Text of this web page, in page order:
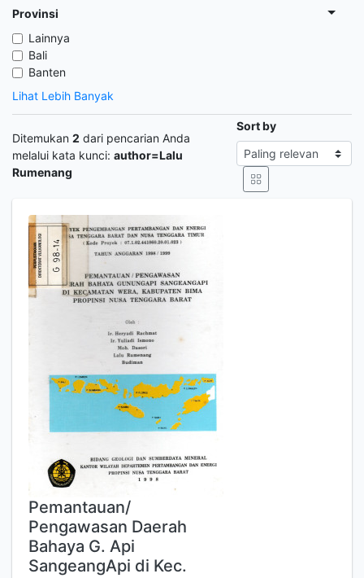
Provinsi
Lainnya
Bali
Banten
Lihat Lebih Banyak
Ditemukan 2 dari pencarian Anda
melalui kata kunci: author=Lalu
Rumenang
Sort by
Pemantauan/
Pengawasan Daerah
Bahaya G. Api
SangeangApi di Kec.